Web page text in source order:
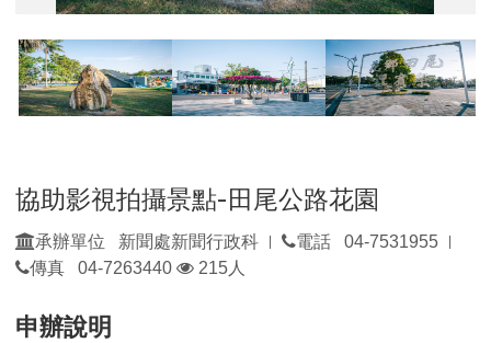
協助影視拍攝景點-田尾公路花園
承辦單位 新聞處新聞行政科 | 電話 04-7531955 |
傳真 04-7263440
瀏
215人
申辦說明